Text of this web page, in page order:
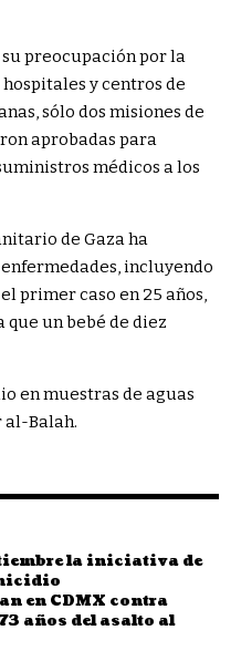
preocupación por la
y centros de
sólo dos misiones de
aprobadas para
médicos a los
de Gaza ha
incluyendo
primer caso en 25 años,
que un bebé de diez
en muestras de aguas
al-Balah.
la iniciativa de
en CDMX contra
años del asalto al